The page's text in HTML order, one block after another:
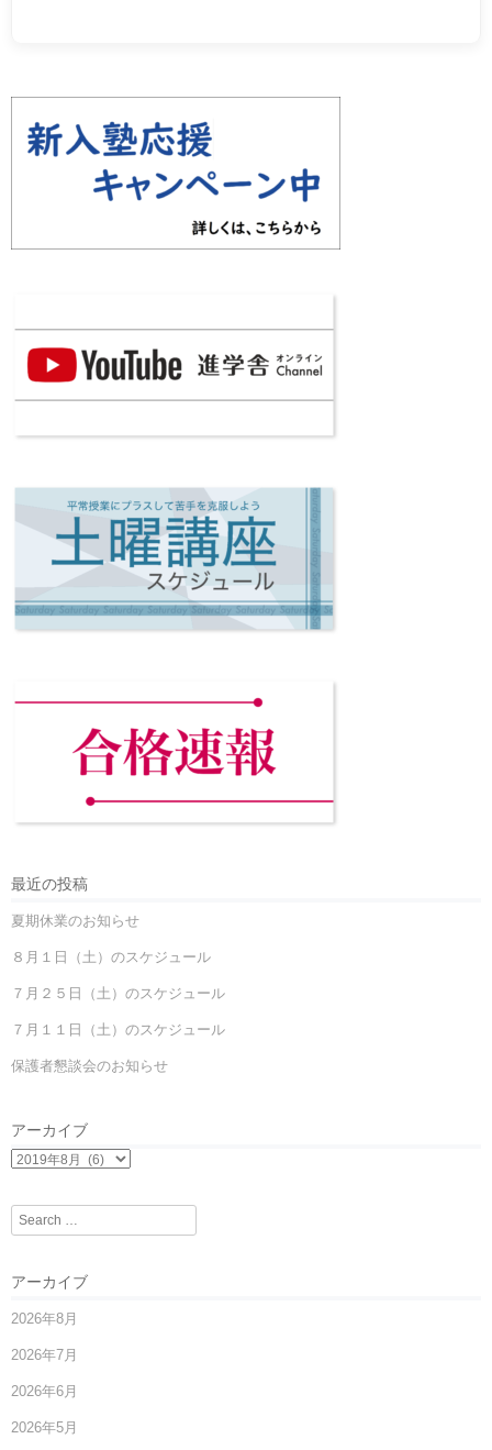
最近の投稿
夏期休業のお知らせ
８月１日（土）のスケジュール
７月２５日（土）のスケジュール
７月１１日（土）のスケジュール
保護者懇談会のお知らせ
アーカイブ
Search
アーカイブ
2026年8月
2026年7月
2026年6月
2026年5月